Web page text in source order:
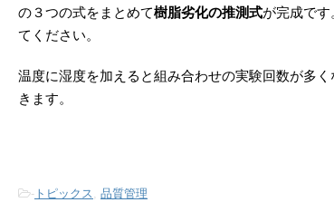
の３つの式をまとめて樹脂劣化の推測式が完成で
てください。
温度に湿度を加えると組み合わせの実験回数が多く
きます。
- トピックス, 品質管理